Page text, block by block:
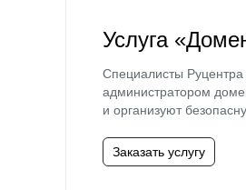
Услуга
Специалисты
администратором
и организуют
Заказать услугу